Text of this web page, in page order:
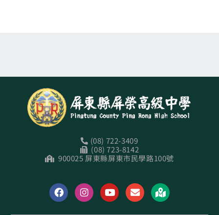
(08) 722-3409
(08) 723-8142
900025 屏東縣屏東市民學路100號